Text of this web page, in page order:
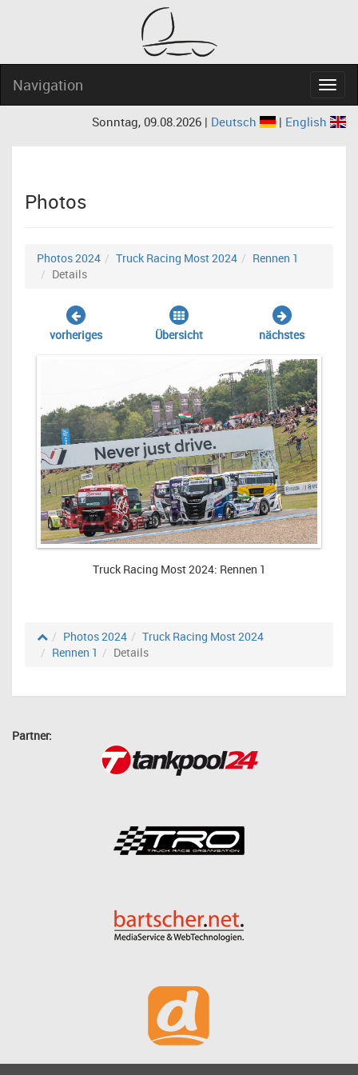
Navigation
Sonntag, 09.08.2026 | Deutsch | English
Photos
Photos 2024 Truck Racing Most 2024
Rennen 1
Details
vorheriges Übersicht nächstes
Truck Racing Most 2024: Rennen 1
Photos 2024
Truck Racing Most 2024
Rennen 1
Details
Partner: